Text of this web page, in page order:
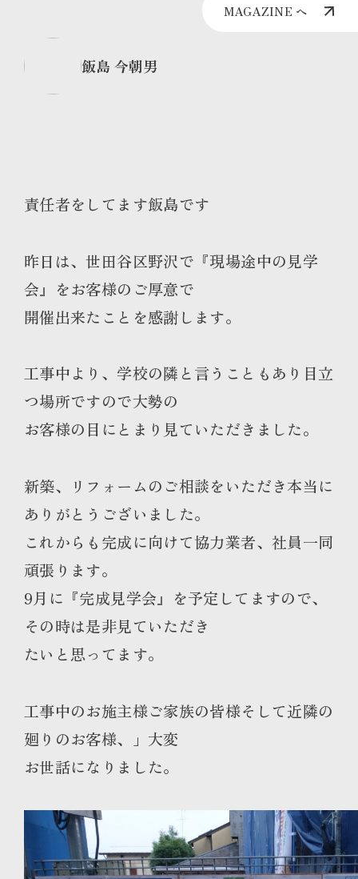
MAGAZINE へ
飯島 今朝男
責任者をしてます飯島です
昨日は、世田谷区野沢で『現場途中の見学
会』をお客様のご厚意で
開催出来たことを感謝します。
工事中より、学校の隣と言うこともあり目立
つ場所ですので大勢の
お客様の目にとまり見ていただきました。
新築、リフォームのご相談をいただき本当に
ありがとうございました。
これからも完成に向けて協力業者、社員一同
頑張ります。
9月に『完成見学会』を予定してますので、
その時は是非見ていただき
たいと思ってます。
工事中のお施主様ご家族の皆様そして近隣の
廻りのお客様、」大変
お世話になりました。